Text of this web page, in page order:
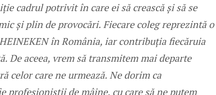
cadrul potrivit în care ei să crească și să se
și plin de provocări. Fiecare coleg reprezintă o
în România, iar contribuția fiecăruia
De aceea, vrem să transmitem mai departe
celor care ne urmează. Ne dorim ca
profesioniștii de mâine, cu care să ne putem